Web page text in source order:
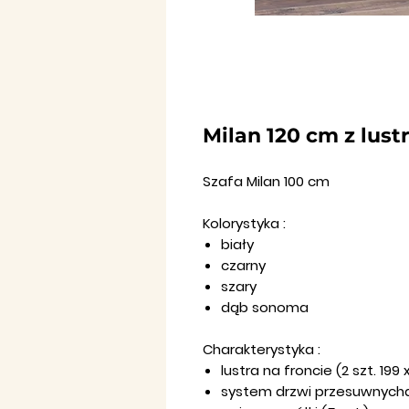
Milan 120 cm z
Szafa Milan 100 cm
Kolorystyka :
biały
czarny
szary
dąb sonoma
Charakterystyka :
lustra na froncie (2 szt. 199
system drzwi